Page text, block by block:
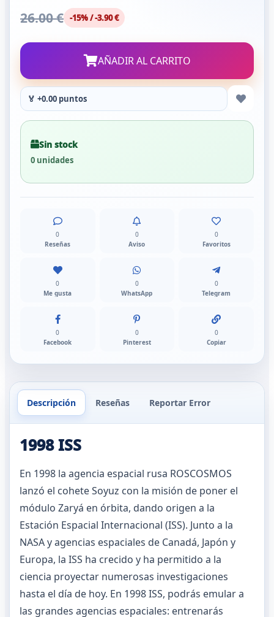
26.00 € -15% / -3.90 €
AÑADIR AL CARRITO
🏅 +0.00 puntos
Sin stock
0 unidades
0
Reseñas
0
Aviso
0
Favoritos
0
Me gusta
0
WhatsApp
0
Telegram
0
Facebook
0
Pinterest
0
Copiar
Descripción Reseñas Reportar Error
1998 ISS
En 1998 la agencia espacial rusa ROSCOSMOS
lanzó el cohete Soyuz con la misión de poner el
módulo Zaryá en órbita, dando origen a la
Estación Espacial Internacional (ISS). Junto a la
NASA y agencias espaciales de Canadá, Japón y
Europa, la ISS ha crecido y ha permitido a la
ciencia proyectar numerosas investigaciones
hasta el día de hoy. En 1998 ISS, podrás emular a
las grandes agencias espaciales: entrenarás